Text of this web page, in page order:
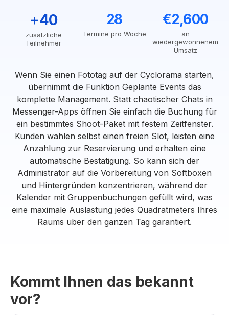
+40
zusätzliche
Teilnehmer
28
Termine pro Woche
€2,600
an
wiedergewonnenem
Umsatz
Wenn Sie einen Fototag auf der Cyclorama starten,
übernimmt die Funktion Geplante Events das
komplette Management. Statt chaotischer Chats in
Messenger-Apps öffnen Sie einfach die Buchung für
ein bestimmtes Shoot-Paket mit festem Zeitfenster.
Kunden wählen selbst einen freien Slot, leisten eine
Anzahlung zur Reservierung und erhalten eine
automatische Bestätigung. So kann sich der
Administrator auf die Vorbereitung von Softboxen
und Hintergründen konzentrieren, während der
Kalender mit Gruppenbuchungen gefüllt wird, was
eine maximale Auslastung jedes Quadratmeters Ihres
Raums über den ganzen Tag garantiert.
Kommt Ihnen das bekannt
vor?